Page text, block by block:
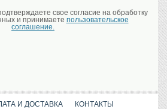
свое согласие на обработку
и принимаете пользовательское
соглашение.
И ДОСТАВКА КОНТАКТЫ